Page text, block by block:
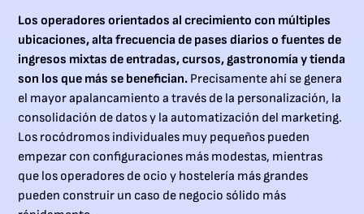
Los operadores orientados al crecimiento con múltiples
ubicaciones, alta frecuencia de pases diarios o fuentes de
ingresos mixtas de entradas, cursos, gastronomía y tienda
son los que más se benefician. Precisamente ahí se genera
el mayor apalancamiento a través de la personalización, la
consolidación de datos y la automatización del marketing.
Los rocódromos individuales muy pequeños pueden
empezar con configuraciones más modestas, mientras
que los operadores de ocio y hostelería más grandes
pueden construir un caso de negocio sólido más